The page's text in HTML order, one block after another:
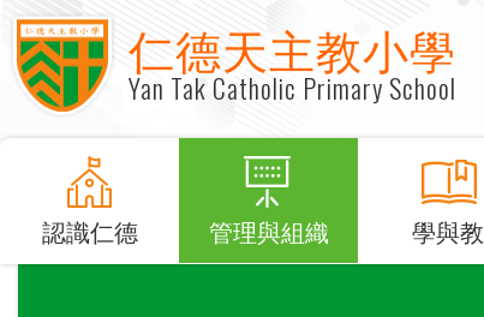
仁德天主教小學
Yan Tak Catholic Primary School
認識仁德 管理與組織 學與教